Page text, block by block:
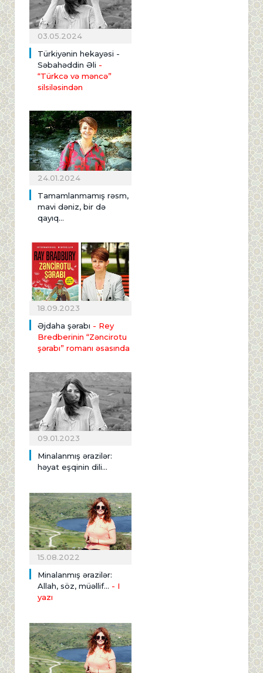
03.05.2024
Türkiyənin hekayəsi -
Səbahəddin Əli -
“Türkcə və məncə”
silsiləsindən
24.01.2024
Tamamlanmamış rəsm,
mavi dəniz, bir də
qayıq...
18.09.2023
Əjdaha şərabı - Rey
Bredberinin “Zəncirotu
şərabı” romanı əsasında
09.01.2023
Minalanmış ərazilər:
həyat eşqinin dili...
15.08.2022
Minalanmış ərazilər:
Allah, söz, müəllif... - I
yazı